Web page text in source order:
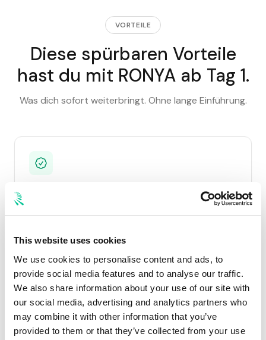
This website uses cookies
We use cookies to personalise content and ads, to
provide social media features and to analyse our traffic.
We also share information about your use of our site with
our social media, advertising and analytics partners who
may combine it with other information that you’ve
provided to them or that they’ve collected from your use
VORTEILE
Diese spürbaren Vorteile
hast du mit RONYA ab Tag 1.
Was dich sofort weiterbringt. Ohne lange Einführung.
Reparatur unter der Selbstbeteiligung
Die meisten Wettbewerber reparieren nur Schäden
Sonderkonditionen instand. Das hält Fahrzeuge im
Top Zustand und drückt die Schadenquote.